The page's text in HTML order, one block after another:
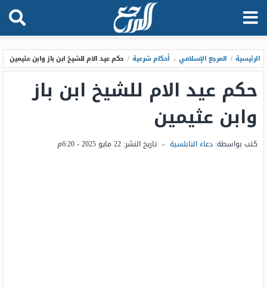
الرئيسية / المرجع الإسلامي ، أحكام شرعية / حكم عيد الام للشيخ ابن باز وابن عثيمين
حكم عيد الام للشيخ ابن باز
وابن عثيمين
كتب بواسطة: دعاء النابلسية – تاريخ النشر: 22 مايو 2025 - 6:20م